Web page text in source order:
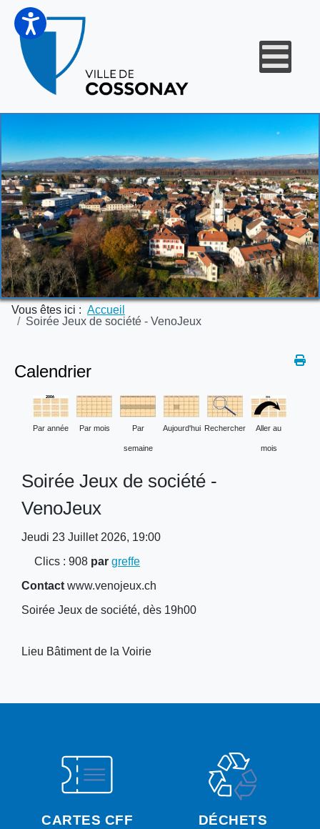
Vous êtes ici : Accueil
Soirée Jeux de société - VenoJeux
CARTES CFF DÉCHETS
Calendrier
Par année Par mois Par
semaine
Aujourd'hui Rechercher Aller au
mois
Soirée Jeux de société -
VenoJeux
Jeudi 23 Juillet 2026, 19:00
Clics : 908 pargreffe
Contact www.venojeux.ch
Soirée Jeux de société, dès 19h00
Lieu Bâtiment de la Voirie